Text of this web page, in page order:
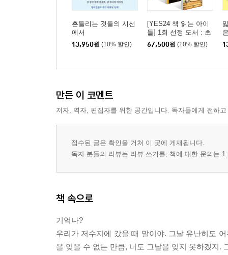
흔들리는 것들의 시선
에서
13,950원 (10% 할인)
[YES24 책 읽는 아이
들] 1회 선정 도서 : 초
등 5~6학년 세트
67,500원 (10% 할인)
만든 이 코멘트
저자, 역자, 편집자를 위한 공간입니다. 독자들에게 전하
접수된 글은 확인을 거쳐 이 곳에 게재됩니다.
독자 분들의 리뷰는 리뷰 쓰기를, 책에 대한 문의는
책 속으로
기억나?
우리가 저수지에 갔을 때 말이야. 그날 유난히도
을 잊을 수 없는 만큼, 너도 그날을 잊지 못하겠지.